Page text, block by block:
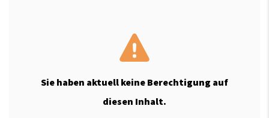
Sie haben aktuell keine Berechtigung auf
diesen Inhalt.